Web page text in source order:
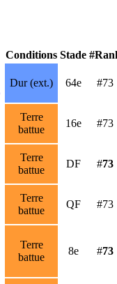
Conditions Stade
Dur (ext.) 64e #73
Terre
battue
16e #73
Terre
battue
DF #73
Terre
battue
QF #73
Terre
battue
8e #73